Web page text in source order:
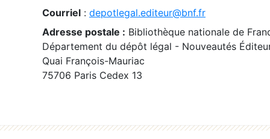
Courriel : depotlegal.editeur@bnf.fr
Adresse postale : Bibliothèque nationale de
Département du dépôt légal - Nouveautés
Quai François-Mauriac
75706 Paris Cedex 13